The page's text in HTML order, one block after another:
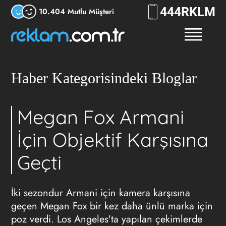
10.404 Mutlu Müşteri 4447556
Haber Kategorisindeki Bloglar
Megan Fox Armani
İçin Objektif Karşısına
Geçti
İki sezondur Armani için kamera karşısına
geçen Megan Fox bir kez daha ünlü marka için
poz verdi. Los Angeles'ta yapılan çekimlerde